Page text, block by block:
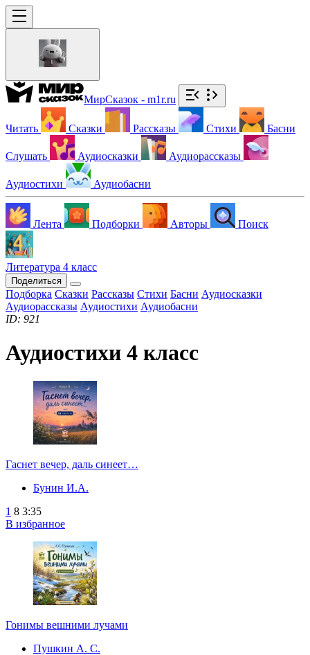
МирСказок - m1r.ru
Читать Сказки Рассказы Стихи Басни
Слушать Аудиосказки Аудиорассказы
Аудиостихи Аудиобасни
Лента Подборки Авторы Поиск
Литература 4 класс
Поделиться
Подборка Сказки Рассказы Стихи Басни Аудиосказки
Аудиорассказы Аудиостихи Аудиобасни
ID: 921
Аудиостихи 4 класс
Гаснет вечер, даль синеет…
Бунин И.А.
1 8 3:35
В избранное
Гонимы вешними лучами
Пушкин А. С.